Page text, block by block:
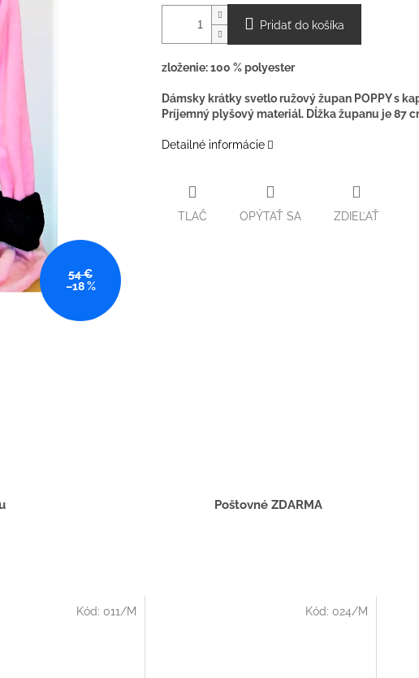
54 €
–18 %
Pridať do košíka
zloženie: 100 % polyester
Dámsky krátky svetlo ružový župan POPPY s
Príjemný plyšový materiál. Dĺžka županu je 87
Detailné informácie
TLAČ OPÝTAŤ SA ZDIEĽAŤ
Poštovné ZDARMA
Kód: 011/M Kód: 024/M